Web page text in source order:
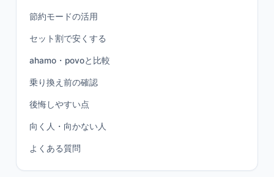
節約モードの活用
セット割で安くする
ahamo・povoと比較
乗り換え前の確認
後悔しやすい点
向く人・向かない人
よくある質問